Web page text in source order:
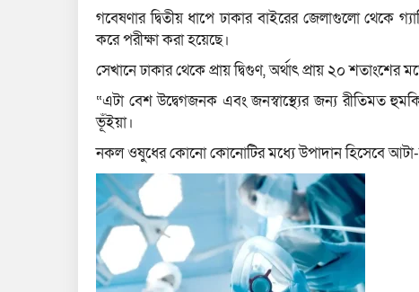
গবেষণার দ্বিতীয় ধাপে ঢাকার বাইরের জেলাগুলো থেকে
করে পরীক্ষা করা হয়েছে।
সেখানে ঢাকার থেকে প্রায় দ্বিগুণ, অর্থাৎ প্রায় ২০
“এটা বেশ উদ্বেগজনক এবং জনস্বাস্থ্যের জন্য রীতিমত
ভূঁইয়া।
নকল ওষুধের কোনো কোনোটির মধ্যে উপাদান হিসেবে আটা-